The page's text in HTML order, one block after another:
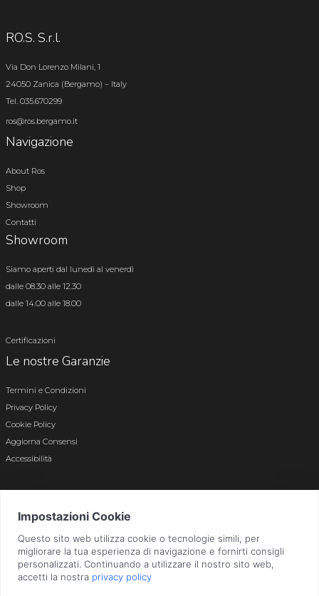
RO.S. S.r.l.
Via Don Lorenzo Milani, 1
24050 Zanica (Bergamo) – Italy
Tel. 035.670299
ros@ros.bergamo.it
Navigazione
About Ros
Shop
Showroom
Contatti
Showroom
Siamo aperti dal lunedì al venerdì
dalle 08.30 alle 12.30
dalle 14.00 alle 18.00
Certificazioni
Le nostre Garanzie
Termini e Condizioni
Privacy Policy
Cookie Policy
Aggiorna Consensi
Accessibilità
Bergamo n. 01496180165 · Capitale Sociale i.v. € 800.000,00